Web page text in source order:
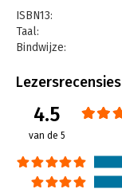
ISBN13:
Taal:
Bindwijze:
Uitgever:
Verschijningsdatum:
Hoofdrubriek:
Lezersrecensies
4.5
van de 5